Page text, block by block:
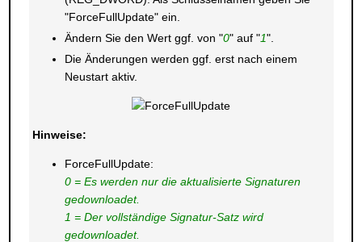
"ForceFullUpdate" ein.
Ändern Sie den Wert ggf. von "0" auf "1".
Die Änderungen werden ggf. erst nach einem
Neustart aktiv.
Hinweise:
ForceFullUpdate:
0 = Es werden nur die aktualisierte Signaturen
gedownloadet.
1 = Der vollständige Signatur-Satz wird
gedownloadet.